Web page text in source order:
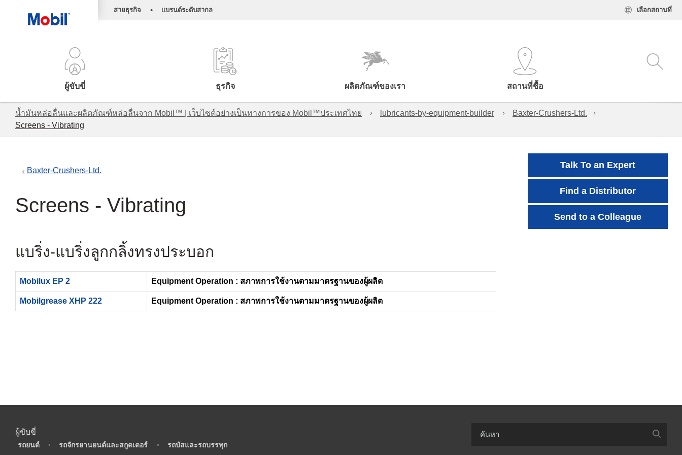
สายธุรกิจ • แบรนด์ระดับสากล เลือกสถานที่
ผู้ขับขี่ ธุรกิจ ผลิตภัณฑ์ของเรา สถานที่ซื้อ
น้ำมันหล่อลื่นและผลิตภัณฑ์หล่อลื่นจาก Mobil™ | เว็บไซต์อย่างเป็นทางการของ Mobil™ประเทศไทย lubricants-by-equipment-builder
Baxter-Crushers-Ltd.
Screens - Vibrating
Baxter-Crushers-Ltd.
Screens - Vibrating
แบริ่ง- แบริ่งลูกกลิ้งทรงประบอก
Mobilux EP 2 Equipment Operation : สภาพการใช้งานตามมาตรฐานของผู้ผลิต
Mobilgrease XHP 222 Equipment Operation : สภาพการใช้งานตามมาตรฐานของผู้ผลิต
Talk To an Expert
Find a Distributor
Send to a Colleague
ผู้ขับขี่
รถยนต์ • รถจักรยานยนต์และสกูตเตอร์ • รถบัสและรถบรรทุก